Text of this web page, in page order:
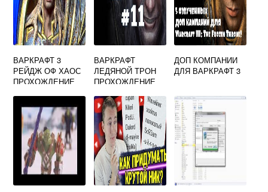
ВАРКРАФТ 3
РЕЙДЖ ОФ ХАОС
ПРОХОЖДЕНИЕ
ВАРКРАФТ
ЛЕДЯНОЙ ТРОН
ПРОХОЖДЕНИЕ
ДОП КОМПАНИИ
ДЛЯ ВАРКРАФТ 3